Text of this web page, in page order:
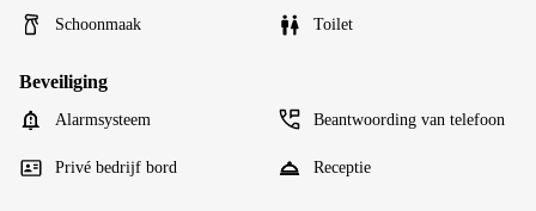
Schoonmaak Toilet
Beveiliging
Alarmsysteem Beantwoording van telefoon
Privé bedrijf bord Receptie